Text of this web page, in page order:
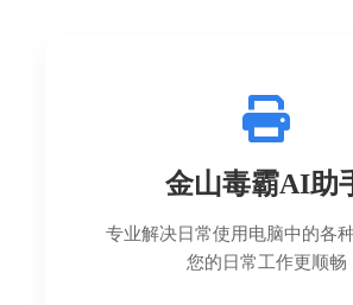
金山毒霸AI助
专业解决日常使用电脑中的各
您的日常工作更顺畅